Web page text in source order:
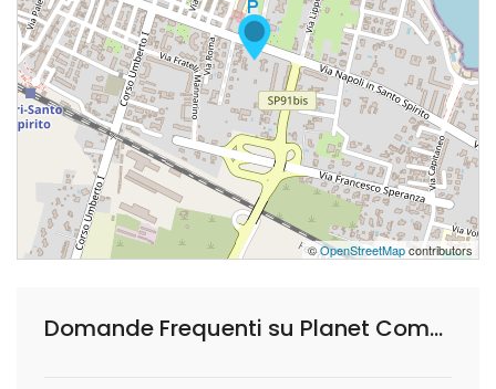
©OpenStreetMapcontributors
Domande Frequenti su Planet Computer di Lavermicocca Alessandro